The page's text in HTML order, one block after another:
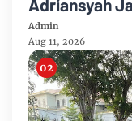
Adriansyah
Admin
Aug 11, 2026